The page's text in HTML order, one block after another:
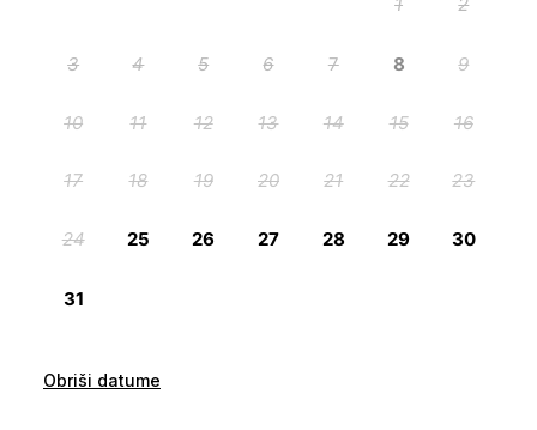
Obriši datume